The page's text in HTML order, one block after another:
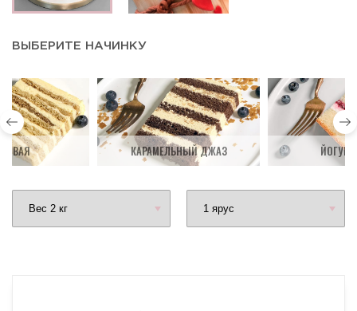
ВЫБЕРИТЕ НАЧИНКУ
КАРАМЕЛЬНЫЙ ДЖАЗ